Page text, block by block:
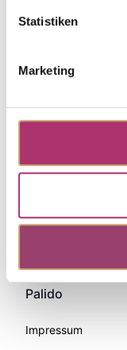
Statistiken
Marketing
Palido
Impressum